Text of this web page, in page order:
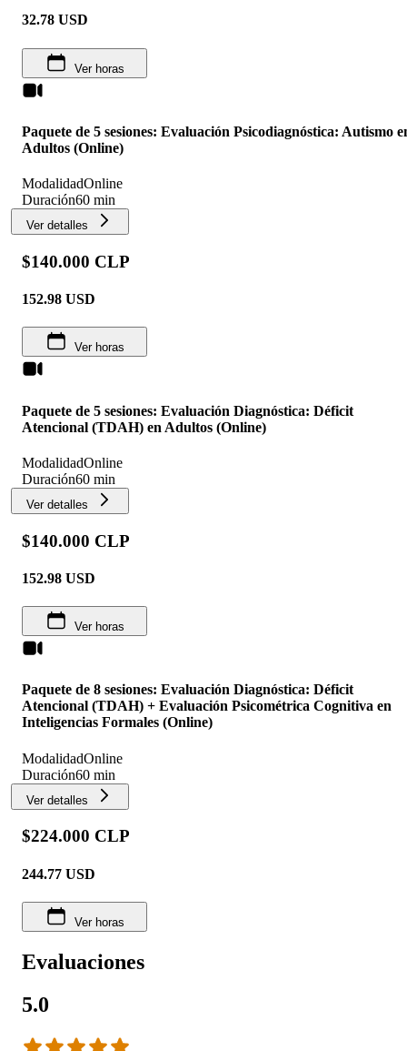
32.78 USD
Ver horas
Paquete de 5 sesiones: Evaluación Psicodiagnóstica: Autismo
Adultos (Online)
ModalidadOnline
Duración60 min
Ver detalles
$140.000 CLP
152.98 USD
Ver horas
Paquete de 5 sesiones: Evaluación Diagnóstica: Déficit
Atencional (TDAH) en Adultos (Online)
ModalidadOnline
Duración60 min
Ver detalles
$140.000 CLP
152.98 USD
Ver horas
Paquete de 8 sesiones: Evaluación Diagnóstica: Déficit
Atencional (TDAH) + Evaluación Psicométrica Cognitiva en
Inteligencias Formales (Online)
ModalidadOnline
Duración60 min
Ver detalles
$224.000 CLP
244.77 USD
Ver horas
Evaluaciones
5.0